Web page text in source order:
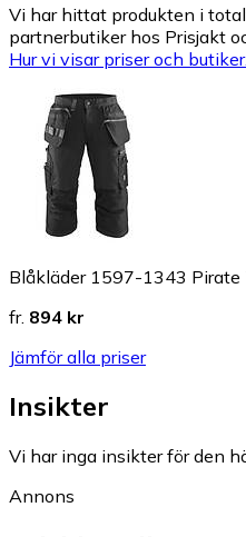
Vi har hittat produkten i
partnerbutiker hos Prisjakt
Hur vi visar priser och butiker.
Blåkläder 1597-1343 Pirate
fr. 894 kr
Jämför alla priser
Insikter
Vi har inga insikter för den
Annons